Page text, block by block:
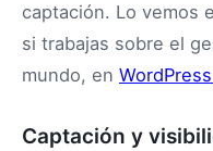
captación. Lo vemos
si trabajas sobre el
mundo, en
Captación y